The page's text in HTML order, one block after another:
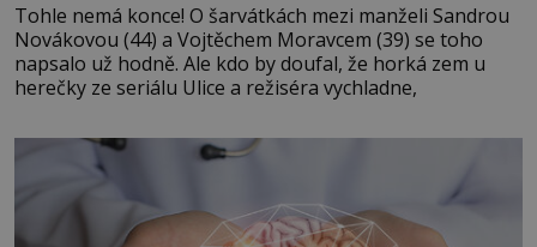
Tohle nemá konce! O šarvátkách mezi manželi Sandrou
Novákovou (44) a Vojtěchem Moravcem (39) se toho
napsalo už hodně. Ale kdo by doufal, že horká zem u
herečky ze seriálu Ulice a režiséra vychladne,